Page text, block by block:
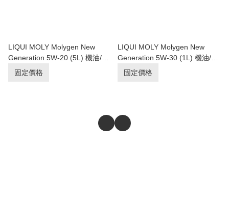
LIQUI MOLY Molygen New
Generation 5W-20 (5L) 機油/潤
滑油/偈油【原裝行貨】
固定價格
LIQUI MOLY Molygen New
Generation 5W-30 (1L) 機油/潤
滑油/偈油【原裝行貨】
固定價格